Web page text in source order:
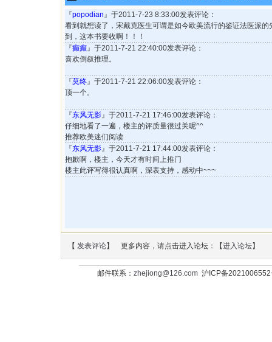
『popodian』于2011-7-23 8:33:00发表评论：
看到就想读了，宋戴克医生可谓是如今欧美流行的鉴证法医派
到，这本书要收啊！！！
『癫癫』于2011-7-21 22:40:00发表评论：
喜欢倒叙推理。
『莫终』于2011-7-21 22:06:00发表评论：
顶一个。
『东风无影』于2011-7-21 17:46:00发表评论：
仔细地看了一遍，楼主的评质量很过关呢^^
推荐欧美迷们阅读
『东风无影』于2011-7-21 17:44:00发表评论：
抱歉啊，楼主，今天才有时间上推门
楼主此评写得很认真啊，深表支持，感动中~~~
【 发表评论】 更多内容，请点击进入论坛：【进入论坛】
邮件联系： zhejiong@126.com沪ICP备